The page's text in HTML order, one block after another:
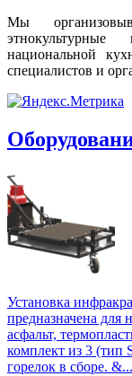
Мы
этнокультурные
национальной
специалистов и
Установка
предназначена для
асфальт,
комплект из 3 (тип
горелок в сборе. &...